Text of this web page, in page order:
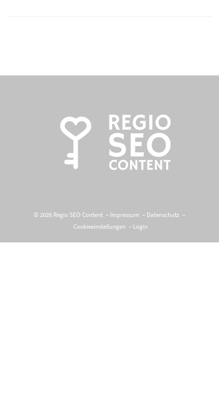
© 2026 Regio SEO Content – Impressum – Datenschutz –
Cookieeinstellungen – Login